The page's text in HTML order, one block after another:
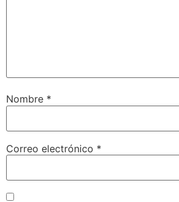
Nombre *
Correo electrónico *